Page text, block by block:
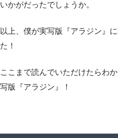
いかがだったでしょうか。
以上、僕が実写版『アラジン』
た！
ここまで読んでいただけたらわ
写版『アラジン』！